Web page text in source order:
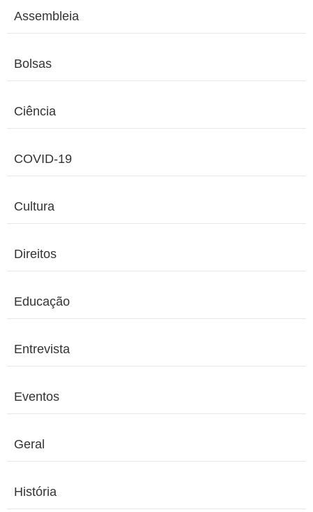
Assembleia
Bolsas
Ciência
COVID-19
Cultura
Direitos
Educação
Entrevista
Eventos
Geral
História